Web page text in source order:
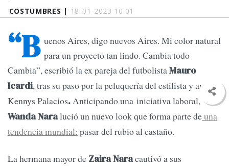
COSTUMBRES | 18-01-2023 10:01
“B uenos Aires, digo nuevos Aires. Mi color natural
para un proyecto tan lindo. Cambia todo
Cambia”, escribió la ex pareja del futbolistaMauro
Icardi, tras su paso por la peluquería del estilista y amigo
Kennys Palacios.Anticipando una iniciativa laboral,
Wanda Naralució un nuevo look que forma parte deuna
tendencia mundial: pasar del rubio al castaño.
La hermana mayor de Zaira Naracautivó a sus